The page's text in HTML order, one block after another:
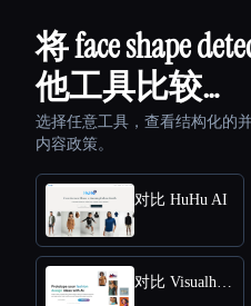
将 face shape
他工具比较…
选择任意工具，查看结构化的
内容政策。
对比 HuHu AI
对比 Visualhound